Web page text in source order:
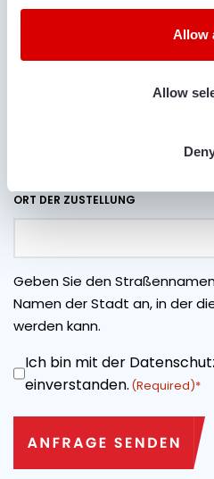
Allow
Allow
ORT DER ZUSTELLUNG
Geben Sie den
Namen der Stadt an, in der
werden kann.
ZUSTIMMUNG
Ich bin mit der
einverstanden. (Required)